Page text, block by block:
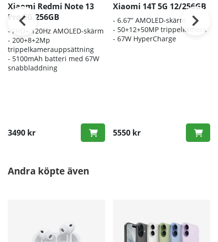
Xiaomi Redmi Note 13
Pro 5G 256GB
- FHD+ 120Hz AMOLED-skärm
- 200+8+2Mp
trippelkamerauppsättning
- 5100mAh batteri med 67W
snabbladdning
3490 kr
Xiaomi 14T 5G 12/256GB
- 6.67” AMOLED-skärm
- 50+12+50MP trippelkamera
- 67W HyperCharge
5550 kr
Andra köpte även